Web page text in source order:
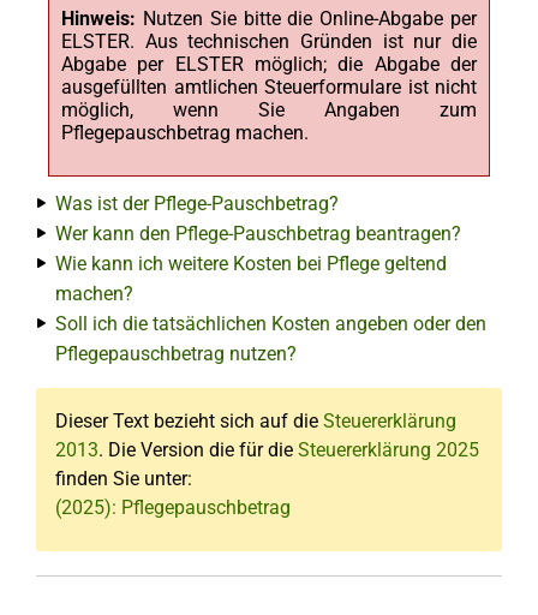
Hinweis: Nutzen Sie bitte die Online-Abgabe per
ELSTER. Aus technischen Gründen ist nur die
Abgabe per ELSTER möglich; die Abgabe der
ausgefüllten amtlichen Steuerformulare ist nicht
möglich, wenn Sie Angaben zum
Pflegepauschbetrag machen.
Was ist der Pflege-Pauschbetrag?
Wer kann den Pflege-Pauschbetrag beantragen?
Wie kann ich weitere Kosten bei Pflege geltend
machen?
Soll ich die tatsächlichen Kosten angeben oder den
Pflegepauschbetrag nutzen?
Dieser Text bezieht sich auf die Steuererklärung
2013. Die Version die für die Steuererklärung 2025
finden Sie unter:
(2025): Pflegepauschbetrag